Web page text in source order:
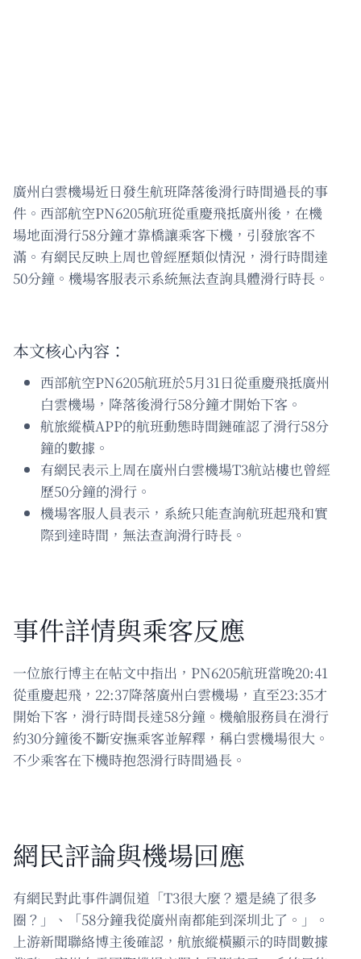
廣州白雲機場近日發生航班降落後滑行時間過長的事
件。西部航空PN6205航班從重慶飛抵廣州後，在機
場地面滑行58分鐘才靠橋讓乘客下機，引發旅客不
滿。有網民反映上周也曾經歷類似情況，滑行時間達
50分鐘。機場客服表示系統無法查詢具體滑行時長。
本文核心內容：
西部航空PN6205航班於5月31日從重慶飛抵廣州
白雲機場，降落後滑行58分鐘才開始下客。
航旅縱橫APP的航班動態時間鏈確認了滑行58分
鐘的數據。
有網民表示上周在廣州白雲機場T3航站樓也曾經
歷50分鐘的滑行。
機場客服人員表示，系統只能查詢航班起飛和實
際到達時間，無法查詢滑行時長。
事件詳情與乘客反應
一位旅行博主在帖文中指出，PN6205航班當晚20:41
從重慶起飛，22:37降落廣州白雲機場，直至23:35才
開始下客，滑行時間長達58分鐘。機艙服務員在滑行
約30分鐘後不斷安撫乘客並解釋，稱白雲機場很大。
不少乘客在下機時抱怨滑行時間過長。
網民評論與機場回應
有網民對此事件調侃道「T3很大麼？還是繞了很多
圈？」、「58分鐘我從廣州南都能到深圳北了。」。
上游新聞聯絡博主後確認，航旅縱橫顯示的時間數據